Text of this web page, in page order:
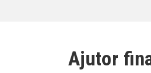
Ajutor